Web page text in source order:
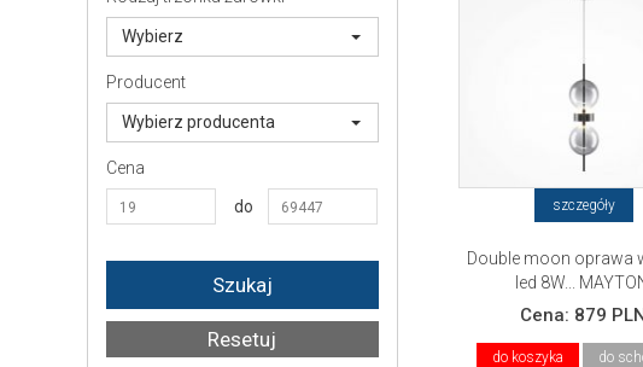
Wybierz
Producent
Wybierz producenta
Cena
do
szczegóły
Double moon oprawa
led 8W...
Cena: 879
do koszyka do